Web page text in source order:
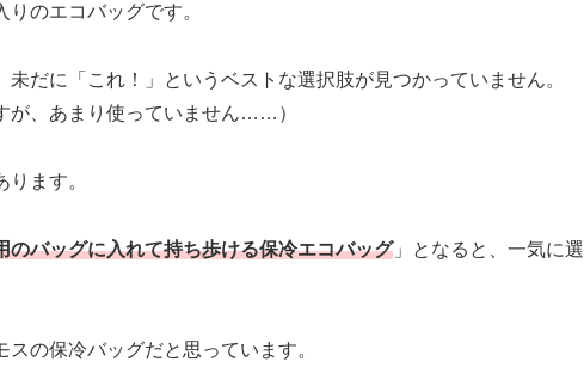
のエコバッグです。
未だに「これ！」というベストな選択肢が見つかっていません。
が、あまり使っていません……）
ます。
のバッグに入れて持ち歩ける保冷エコバッグ」となると、一気に選
の保冷バッグだと思っています。